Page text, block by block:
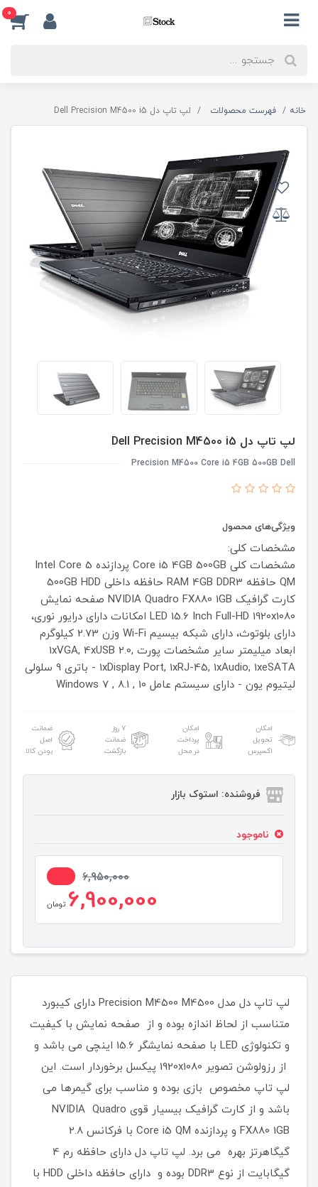
0
خانه فهرست محصولات لپ تاپ دل Dell Precision M4500 i5
لپ تاپ دل Dell Precision M4500 i5
Precision M4500 Core i5 4GB 500GB Dell
ویژگی‌های محصول
مشخصات کلی:
مشخصات کلی Core i5 4GB 500GB پردازنده Intel Core 5
QM حافظه RAM 4GB DDR3 حافظه داخلی 500GB HDD
کارت گرافیک NVIDIA Quadro FX880 1GB صفحه نمایش
LED 15.6 Inch Full-HD 1920x1080 امکانات دارای درایور نوری،
دارای بلوتوث، دارای شبکه بیسیم Wi-Fi
وزن 2.73 کیلوگرم
ابعاد میلیمتر سایر مشخصات
پورت 1xVGA, 4xUSB 2.0,
1xDisplay Port, 1xRJ-45, 1xAudio, 1xeSATA - باتری 9 سلولی
لیتیوم یون - دارای سیستم عامل Windows 7 , 8.1 , 10
امکان
تحویل
اکسپرس
امکان
پرداخت
در محل
۷ روز
ضمانت
بازگشت
ضمانت
اصل
بودن کالا
فروشنده: استوک بازار
ناموجود
6,950,000
6,900,000 تومان
لپ تاپ دل مدل Precision M4500 M4500 دارای کیبورد
متناسب از لحاظ اندازه بوده و از صفحه نمایش با کیفیت
و تكنولوژی LED با صفحه نمايشگر 15.6 اينچی می باشد و
از رزولوشن تصویر 1920x1080 پیکسل برخوردار است. این
لپ تاپ مخصوص بازی بوده و مناسب برای گیمرها می
باشد و از کارت گرافیک بیسیار قوی NVIDIA Quadro
FX880 1GB و پردازنده Core i5 QM با فرکانس 2.8
گیگاهرتز بهره می برد. لپ تاپ دل دارای حافظه رم 4
گیگابایت از نوع DDR3 بوده و دارای حافظه داخلی HDD با